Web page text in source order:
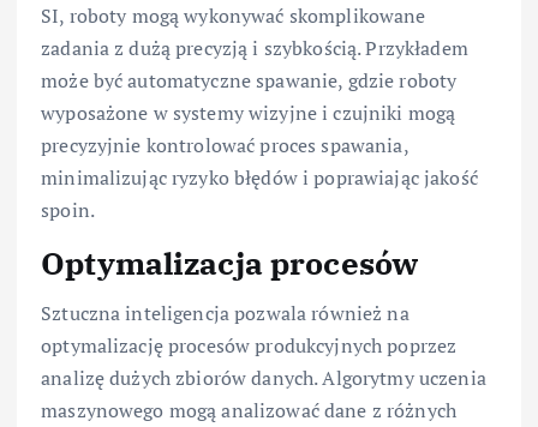
SI, roboty mogą wykonywać skomplikowane
zadania z dużą precyzją i szybkością. Przykładem
może być automatyczne spawanie, gdzie roboty
wyposażone w systemy wizyjne i czujniki mogą
precyzyjnie kontrolować proces spawania,
minimalizując ryzyko błędów i poprawiając jakość
spoin.
Optymalizacja procesów
Sztuczna inteligencja pozwala również na
optymalizację procesów produkcyjnych poprzez
analizę dużych zbiorów danych. Algorytmy uczenia
maszynowego mogą analizować dane z różnych